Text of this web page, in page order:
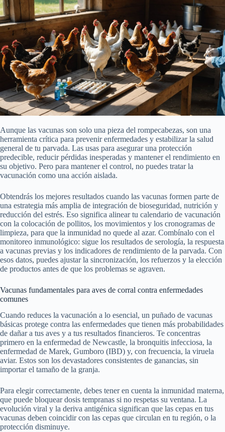
Aunque las vacunas son solo una pieza del rompecabezas, son una
herramienta crítica para prevenir enfermedades y estabilizar la salud
general de tu parvada. Las usas para asegurar una protección
predecible, reducir pérdidas inesperadas y mantener el rendimiento en
su objetivo. Pero para mantener el control, no puedes tratar la
vacunación como una acción aislada.
Obtendrás los mejores resultados cuando las vacunas formen parte de
una estrategia más amplia de integración de bioseguridad, nutrición y
reducción del estrés. Eso significa alinear tu calendario de vacunación
con la colocación de pollitos, los movimientos y los cronogramas de
limpieza, para que la inmunidad no quede al azar. Combínalo con el
monitoreo inmunológico: sigue los resultados de serología, la respuesta
a vacunas previas y los indicadores de rendimiento de la parvada. Con
esos datos, puedes ajustar la sincronización, los refuerzos y la elección
de productos antes de que los problemas se agraven.
Vacunas fundamentales para aves de corral contra enfermedades
comunes
Cuando reduces la vacunación a lo esencial, un puñado de vacunas
básicas protege contra las enfermedades que tienen más probabilidades
de dañar a tus aves y a tus resultados financieros. Te concentras
primero en la enfermedad de Newcastle, la bronquitis infecciosa, la
enfermedad de Marek, Gumboro (IBD) y, con frecuencia, la viruela
aviar. Estos son los devastadores consistentes de ganancias, sin
importar el tamaño de la granja.
Para elegir correctamente, debes tener en cuenta la inmunidad materna,
que puede bloquear dosis tempranas si no respetas su ventana. La
evolución viral y la deriva antigénica significan que las cepas en tus
vacunas deben coincidir con las cepas que circulan en tu región, o la
protección disminuye.